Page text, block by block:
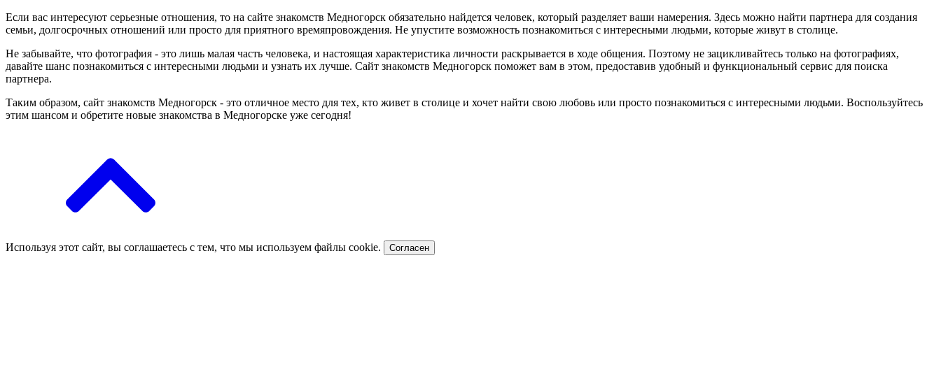
Если вас интересуют серьезные отношения, то на сайте знакомств Медногорск обязательно найдется человек, который разделяет ваши намерения. Здесь можно найти партнера для создания
семьи, долгосрочных отношений или просто для приятного времяпровождения. Не упустите возможность познакомиться с интересными людьми, которые живут в столице.
Не забывайте, что фотография - это лишь малая часть человека, и настоящая характеристика личности раскрывается в ходе общения. Поэтому не зацикливайтесь только на фотографиях,
давайте шанс познакомиться с интересными людьми и узнать их лучше. Сайт знакомств Медногорск поможет вам в этом, предоставив удобный и функциональный сервис для поиска
партнера.
Таким образом, сайт знакомств Медногорск - это отличное место для тех, кто живет в столице и хочет найти свою любовь или просто познакомиться с интересными людьми. Воспользуйтесь
этим шансом и обретите новые знакомства в Медногорске уже сегодня!
Используя этот сайт, вы соглашаетесь с тем, что мы используем файлы cookie. Согласен